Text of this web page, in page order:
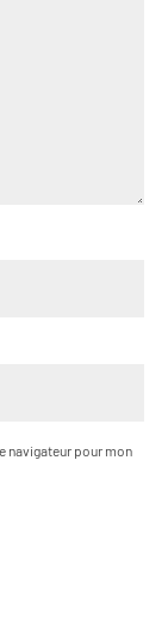
navigateur pour mon